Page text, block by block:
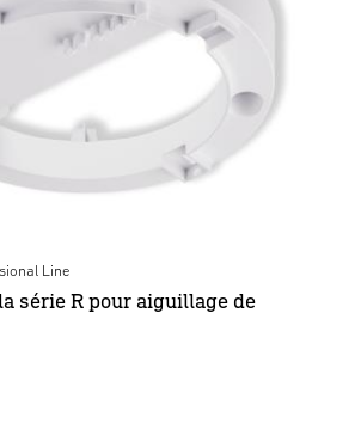
Line
série R pour aiguillage de